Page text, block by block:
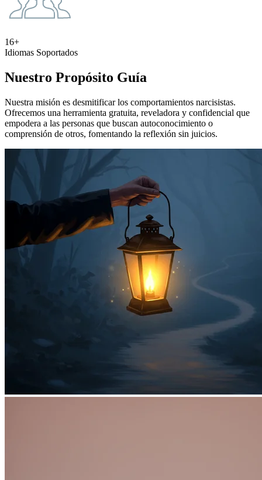
16+
Idiomas Soportados
Nuestro Propósito Guía
Nuestra misión es desmitificar los comportamientos narcisistas.
Ofrecemos una herramienta gratuita, reveladora y confidencial que
empodera a las personas que buscan autoconocimiento o
comprensión de otros, fomentando la reflexión sin juicios.